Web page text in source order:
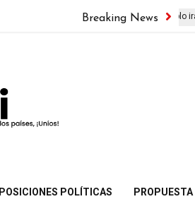
Breaking News
Egido presenta su libro ‘El viejo pueblo iraní
POSICIONES POLÍTICAS